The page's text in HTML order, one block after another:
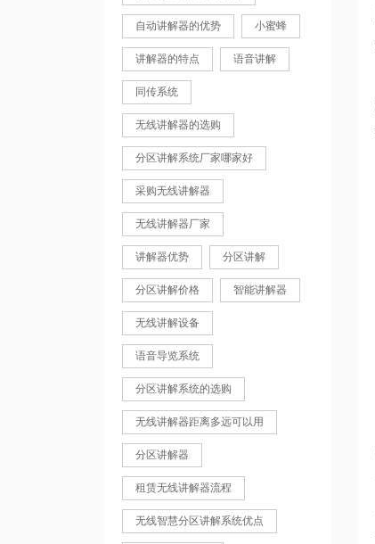
自动讲解器的优势 小蜜蜂
讲解器的特点 语音讲解
同传系统
无线讲解器的选购
分区讲解系统厂家哪家好
采购无线讲解器
无线讲解器厂家
讲解器优势 分区讲解
分区讲解价格 智能讲解器
无线讲解设备
语音导览系统
分区讲解系统的选购
无线讲解器距离多远可以用
分区讲解器
租赁无线讲解器流程
无线智慧分区讲解系统优点